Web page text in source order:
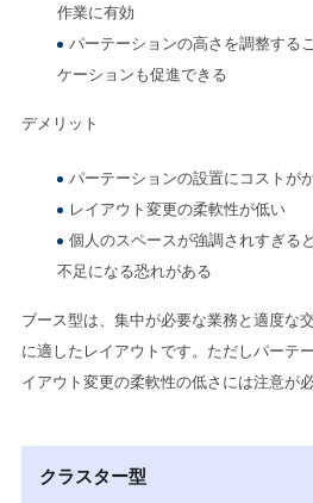
作業に有効
パーテーションの高さを調整する
ケーションも促進できる
デメリット
パーテーションの設置にコストが
レイアウト変更の柔軟性が低い
個人のスペースが強調されすぎる
不足になる恐れがある
ブース型は、集中が必要な業務と適度な
に適したレイアウトです。ただしパーテ
イアウト変更の柔軟性の低さには注意が必
クラスター型